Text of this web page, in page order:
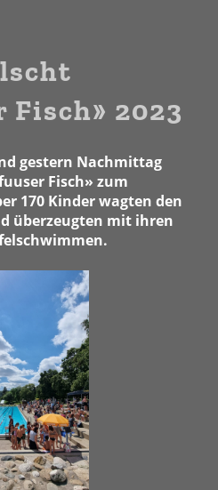
Fisch» 2023
gestern Nachmittag
Fisch» zum
170 Kinder wagten den
überzeugten mit ihren